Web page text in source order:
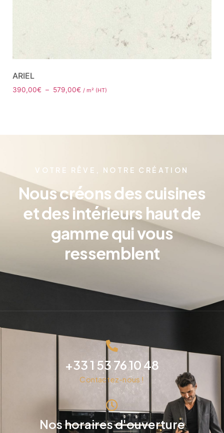
ARIEL
390,00€ – 579,00€ / m² (HT)
VOTRE RÊVE, NOTRE CRÉATION
Nous créons des cuisines
et des intérieurs haut de
gamme qui vous
ressemblent
+33 1 53 76 10 48
Contactez-nous !
Nos horaires d'ouverture